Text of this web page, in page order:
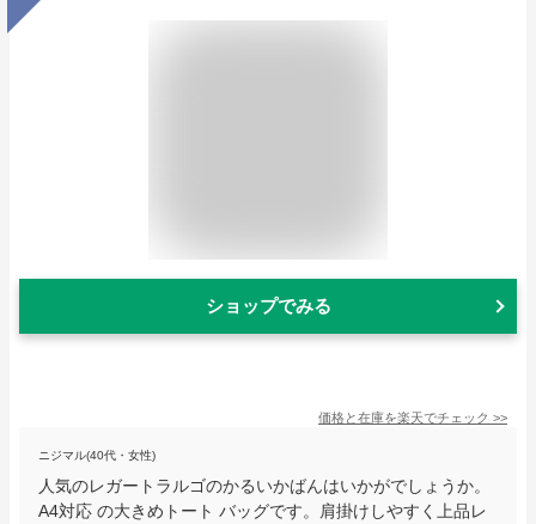
ショップでみる
価格と在庫を楽天でチェック >>
ニジマル(40代・女性)
人気のレガートラルゴのかるいかばんはいかがでしょうか。
A4対応 の大きめトート バッグです。肩掛けしやすく上品レ